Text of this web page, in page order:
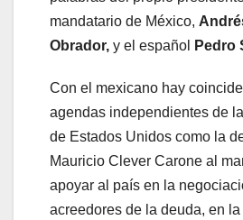
mandatario de México,
Obrador, y el español Pedro
Con el mexicano hay
agendas independientes de
de Estados Unidos como la
Mauricio Clever Carone al
apoyar al país en la
acreedores de la deuda, en